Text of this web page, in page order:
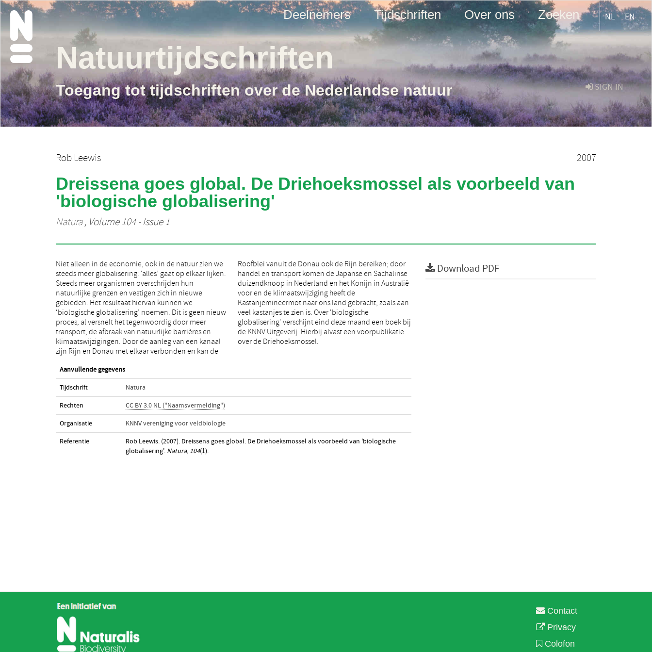
Deelnemers Tijdschriften Over ons Zoeken NL EN
SIGN IN
Natuurtijdschriften
Toegang tot tijdschriften over de Nederlandse natuur
Rob Leewis 2007
Dreissena goes global. De Driehoeksmossel als voorbeeld van
'biologische globalisering'
Natura, Volume 104 - Issue 1
Niet alleen in de economie, ook in de natuur zien we
steeds meer globalisering: ‘alles’ gaat op elkaar lijken.
Steeds meer organismen overschrijden hun
natuurlijke grenzen en vestigen zich in nieuwe
gebieden. Het resultaat hiervan kunnen we
‘biologische globalisering’ noemen. Dit is geen nieuw
proces, al versnelt het tegenwoordig door meer
transport, de afbraak van natuurlijke barrières en
klimaatswijzigingen. Door de aanleg van een kanaal
zijn Rijn en Donau met elkaar verbonden en kan de
Roofblei vanuit de Donau ook de Rijn bereiken; door
handel en transport komen de Japanse en Sachalinse
duizendknoop in Nederland en het Konijn in Australië
voor en de klimaatswijziging heeft de
Kastanjemineermot naar ons land gebracht, zoals aan
veel kastanjes te zien is. Over 'biologische
globalisering' verschijnt eind deze maand een boek bij
de KNNV Uitgeverij. Hierbij alvast een voorpublikatie
over de Driehoeksmossel.
Aanvullende gegevens
Tijdschrift Natura
Rechten CC BY 3.0 NL ("Naamsvermelding")
Organisatie KNNV vereniging voor veldbiologie
Referentie
Rob Leewis. (2007). Dreissena goes global. De Driehoeksmossel als voorbeeld van 'biologische
globalisering'. Natura, 104(1).
Download PDF
Contact
Privacy
Colofon